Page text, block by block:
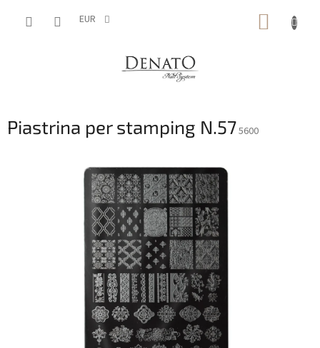
EUR
Piastrina per stamping N.575600